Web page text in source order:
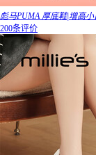
彪马PUMA 厚底鞋|增高小
200条评价